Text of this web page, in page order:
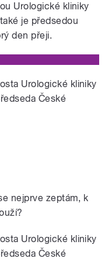
Urologické kliniky
je předsedou
den přeji.
Urologické kliniky
České
nejprve zeptám, k
Urologické kliniky
České